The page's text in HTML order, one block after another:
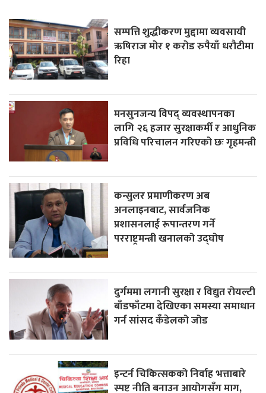
सम्पत्ति शुद्धीकरण मुद्दामा व्यवसायी
ऋषिराज मोर १ करोड रुपैयाँ धरौटीमा
रिहा
मनसुनजन्य विपद् व्यवस्थापनका
लागि २६ हजार सुरक्षाकर्मी र आधुनिक
प्रविधि परिचालन गरिएको छः गृहमन्त्री
कन्सुलर प्रमाणीकरण अब
अनलाइनबाट, सार्वजनिक
प्रशासनलाई रूपान्तरण गर्ने
परराष्ट्रमन्त्री खनालको उद्घोष
दुर्गममा लगानी सुरक्षा र विद्युत रोयल्टी
बाँडफाँटमा देखिएका समस्या समाधान
गर्न सांसद कँडेलको जोड
इन्टर्न चिकित्सकको निर्वाह भत्ताबारे
स्पष्ट नीति बनाउन आयोगसँग माग,